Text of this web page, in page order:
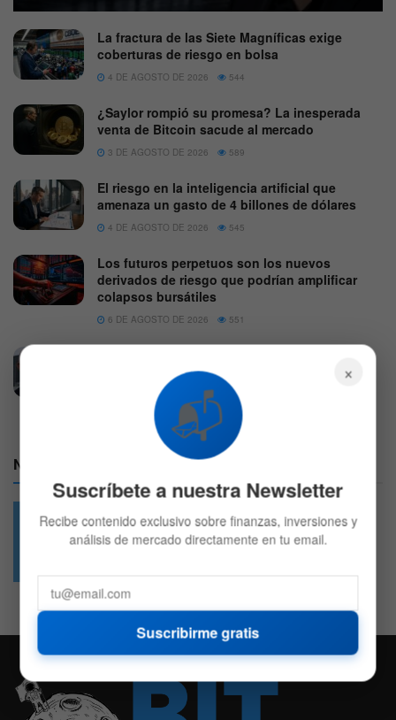
La fractura de las Siete Magníficas exige
coberturas de riesgo en bolsa
4 DE AGOSTO DE 2026 544
¿Saylor rompió su promesa? La inesperada
venta de Bitcoin sacude al mercado
3 DE AGOSTO DE 2026 589
El riesgo en la inteligencia artificial que
amenaza un gasto de 4 billones de dólares
4 DE AGOSTO DE 2026 545
Los futuros perpetuos son los nuevos
derivados de riesgo que podrían amplificar
colapsos bursátiles
6 DE AGOSTO DE 2026 551
acciones de Amazon y los títulos caen
4 DE AGOSTO DE 2026 569
Nuestras Redes:
49.6k 4.7k
×
📬
Suscríbete a nuestra Newsletter
Recibe contenido exclusivo sobre finanzas, inversiones y
análisis de mercado directamente en tu email.
Suscribirme gratis